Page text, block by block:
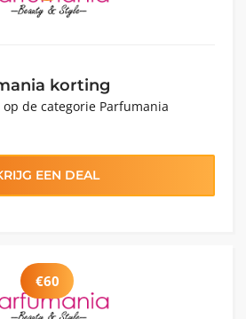
korting
de categorie Parfumania
EEN DEAL
€60